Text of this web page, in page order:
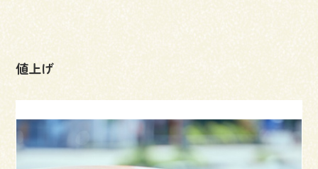
不動産情報
事例
お客様の声
値上げ